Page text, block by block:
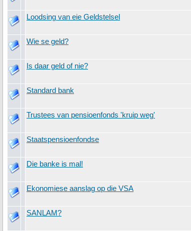
Loodsing van eie Geldstelsel
Wie se geld?
Is daar geld of nie?
Standard bank
Trustees van pensioenfonds 'kruip weg'
Staatspensioenfondse
Die banke is mal!
Ekonomiese aanslag op die VSA
SANLAM?